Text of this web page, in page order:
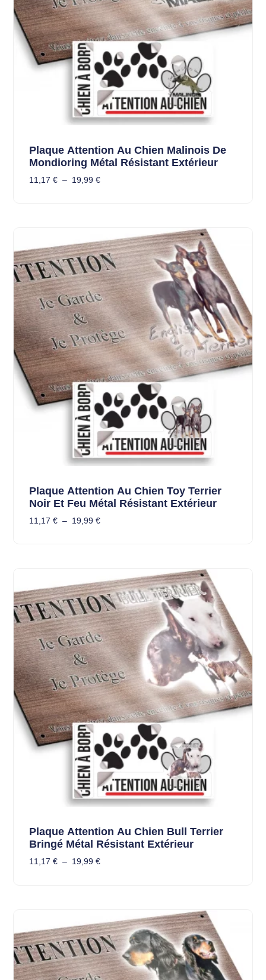
Plaque Attention Au Chien Malinois De
Mondioring Métal Résistant Extérieur
11,17 € – 19,99 €
Plaque Attention Au Chien Toy Terrier
Noir Et Feu Métal Résistant Extérieur
11,17 € – 19,99 €
Plaque Attention Au Chien Bull Terrier
Bringé Métal Résistant Extérieur
11,17 € – 19,99 €